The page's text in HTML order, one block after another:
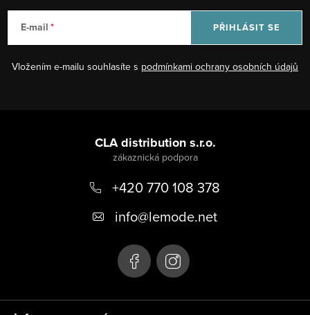
E-mail
Vložením e-mailu souhlasíte s podmínkami ochrany osobních údajů
PŘIHLÁSIT SE
CLA distribution s.r.o.
+420 770 108 378
info@lemode.net